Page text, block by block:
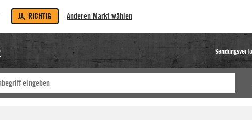
JA, RICHTIG Anderen Markt wählen